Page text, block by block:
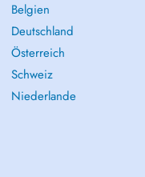
Belgien
Deutschland
Österreich
Schweiz
Niederlande